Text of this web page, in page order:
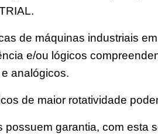
de máquinas industriais
e/ou lógicos
analógicos.
de maior rotatividade
garantia, com